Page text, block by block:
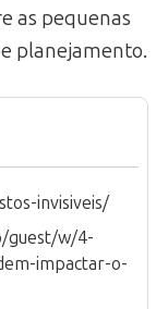
as pequenas
planejamento.
invisiveis/
guest/w/4-
impactar-o-